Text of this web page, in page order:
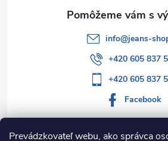
Prevádzkovateľ webu, ako správca
info@jeans-
+420 605 837
+420 605 837
Facebook